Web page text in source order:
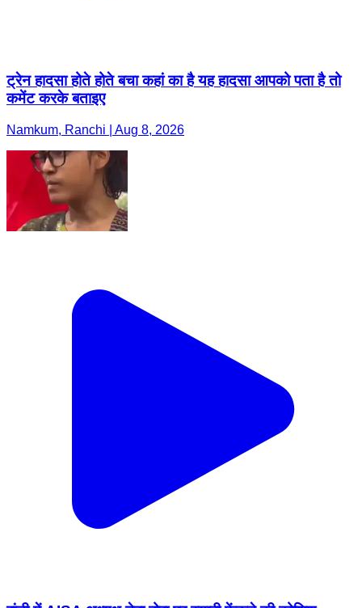
ट्रेन हादसा होते होते बचा कहां का है यह हादसा आपको पता है तो
कमेंट करके बताइए
Namkum, Ranchi | Aug 8, 2026